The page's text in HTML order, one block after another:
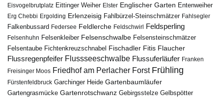
Eisvogelbrutplatz Eittinger Weiher Elster Englischer Garten Entenweiher
Erg Chebbi Ergolding Erlenzeisig Fahlbürzel-Steinschmätzer Fahlsegler
Falkenbussard Federsee Feldlerche Feldschwirl Feldsperling
Felsenhuhn Felsenkleiber Felsenschwalbe Felsensteinschmätzer
Felsentaube Fichtenkreuzschnabel Fischadler Fitis Flaucher
Flussregenpfeifer Flussseeschwalbe Flussuferläufer Franken
Freisinger Moos Friedhof am Perlacher Forst Frühling
Fürstenfeldbruck Garchinger Heide Gartenbaumläufer
Gartengrasmücke Gartenrotschwanz Gebirgsstelze Gelbspötter